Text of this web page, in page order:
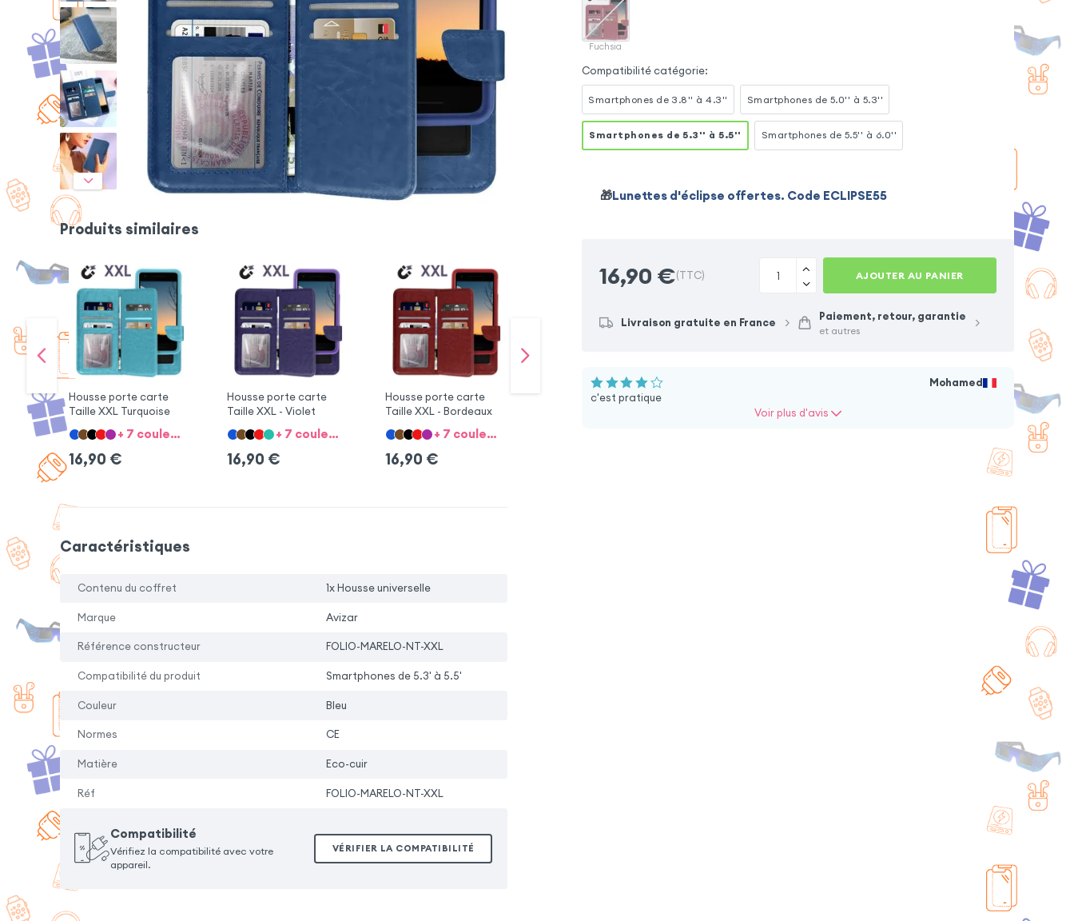
Produits similaires
Housse porte carte
Taille XXL Turquoise
+ 7 couleurs + 1 Compatibilité catégorie
16,90 €
Housse porte carte
Taille XXL - Violet
+ 7 couleurs + 2 compatibilités catégories
16,90 €
Housse porte carte
Taille XXL - Bordeaux
+ 7 couleurs + 1 Compatibilité catégorie
16,90 €
Housse porte carte
S6 Lite 2024 Bleu
Caractéristiques
Contenu du coffret 1x Housse universelle
Marque Avizar
Référence constructeur FOLIO-MARELO-NT-XXL
Compatibilité du produit Smartphones de 5.3' à 5.5'
Couleur Bleu
Normes CE
Matière Eco-cuir
Réf FOLIO-MARELO-NT-XXL
Compatibilité
Vérifiez la compatibilité avec votre
appareil.
VÉRIFIER LA COMPATIBILITÉ
Fuchsia
Compatibilité catégorie:
Smartphones de 3.8'' à 4.3'' Smartphones de 5.0'' à 5.3''
Smartphones de 5.3'' à 5.5'' Smartphones de 5.5'' à 6.0''
🎁Lunettes d'éclipse offertes. Code ECLIPSE55
16,90 €(TTC) AJOUTER AU PANIER
Livraison gratuite en France Paiement, retour, garantie
et autres
Mohamed
c'est pratique
Voir plus d'avis